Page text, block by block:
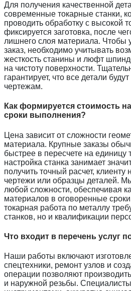
Для получения качественной
современные токарные станки,
проводить обработку с высокой
фиксируется заготовка, после
лишнего слоя материала. Чтобы
заказ, необходимо учитывать
жесткость станины и люфт
на чистоту поверхности.
гарантирует, что все детали
чертежам.
Как формируется стоимость
сроки выполнения?
Цена зависит от сложности
материала. Крупные заказы
быстрее в пересчете на единицу
настройка станка занимает
получить точный расчет, клиенту
чертежи или образцы деталей.
любой сложности, обеспечивая
материалов в оговоренные
токарная работа по металлу
станков, но и квалификации
Что входит в перечень услуг
Наши работы включают
спецтехники, ремонт узлов и
операции позволяют
и наружной резьбы.